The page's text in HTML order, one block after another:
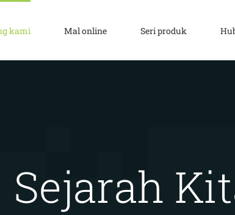
kami Mal online Seri produk
Sejarah